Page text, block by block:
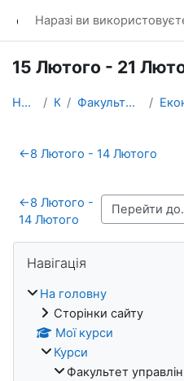
Наразі ви
15 Лютого - 21
На головну Курси Факультет управління та бізнесу
Схема розділу
←8 Лютого - 14 Лютого
←8 Лютого -
14 Лютого
Навігація
На головну
Сторінки сайту
Мої курси
Курси
Факультет